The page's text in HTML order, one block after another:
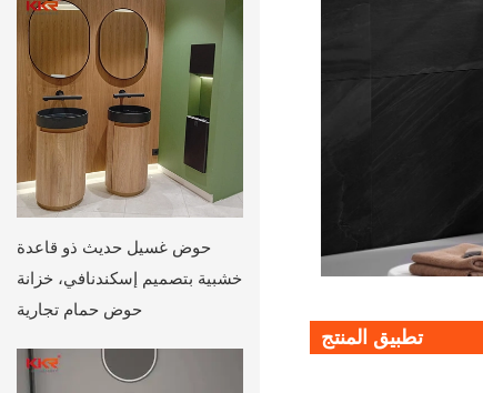
حوض غسيل حديث ذو قاعدة
خشبية بتصميم إسكندنافي، خزانة
حوض حمام تجارية
تطبيق المنتج